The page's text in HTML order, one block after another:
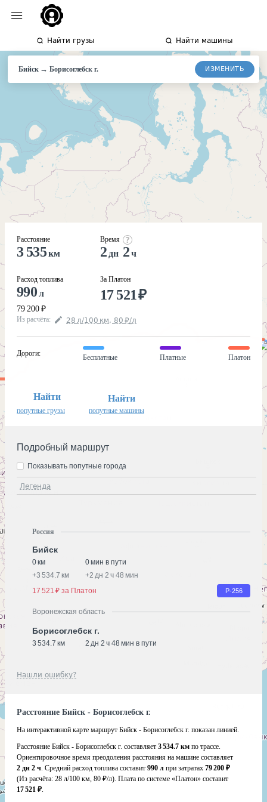
Найти грузы Найти машины
Бийск→Борисоглебск г. ИЗМЕНИТЬ
Расстояние
3 535км
Расход топлива
990л
79 200 ₽
Время
2 дн 2 ч
За Платон
17 521₽
Из расчёта: 28 л/100 км, 80 ₽/л
Дороги:
Бесплатные Платные Платон
Найти
попутные грузы
Найти
попутные машины
Подробный маршрут
Легенда
Показывать попутные города
Россия
Бийск
0 км
0 мин в пути
+3 534.7 км +2 дн 2 ч 48 мин
17 521 ₽ за Платон
Р-256
Воронежская область
Борисоглебск г.
3 534.7 км 2 дн 2 ч 48 мин в пути
Нашли ошибку?
Расстояние Бийск - Борисоглебск г.
На интерактивной карте маршрут Бийск - Борисоглебск г. показан линией.
Расстояние Бийск - Борисоглебск г. составляет 3 534.7 км по трассе.
Ориентировочное время преодоления расстояния на машине составляет
2 дн 2 ч. Средний расход топлива составит 990 л при затратах 79 200 ₽
(Из расчёта: 28 л/100 км, 80 ₽/л). Плата по системе «Платон» составит
17 521 ₽.